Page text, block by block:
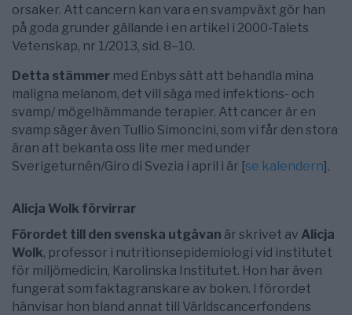
orsaker. Att cancern kan vara en svampväxt gör han
på goda grunder gällande i en artikel i 2000-Talets
Vetenskap, nr 1/2013, sid. 8–10.
Detta stämmer med Enbys sätt att behandla mina
maligna melanom, det vill säga med infektions- och
svamp/ mögelhämmande terapier. Att cancer är en
svamp säger även Tullio Simoncini, som vi får den stora
äran att bekanta oss lite mer med under
Sverigeturnén/Giro di Svezia i april i är [se kalendern].
Alicja Wolk förvirrar
Förordet till den svenska utgåvan är skrivet av Alicja
Wolk, professor i nutritionsepidemiologi vid institutet
för miljömedicin, Karolinska Institutet. Hon har även
fungerat som faktagranskare av boken. I förordet
hänvisar hon bland annat till Världscancerfondens